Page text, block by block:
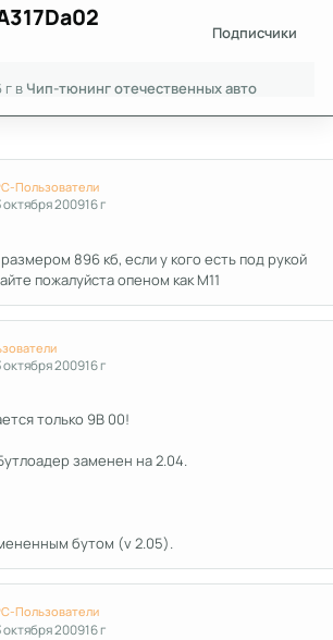
Подписчики
г в Чип-тюнинг отечественных авто
Пользователи
октября 200916 г
896 кб, если у кого есть под рукой
пожалуйста опеном как М11
октября 200916 г
только 9B 00!
заменен на 2.04.
бутом (v 2.05).
Пользователи
октября 200916 г